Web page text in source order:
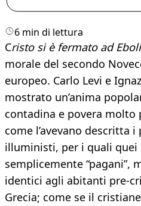
6 min di lettura
Cristo si è fermato ad Eboli
morale del secondo
europeo. Carlo Levi e
mostrato un’anima
contadina e povera molto
come l’avevano descritta
illuministi, per i quali
semplicemente “pagani”,
identici agli abitanti pre-
Grecia; come se il